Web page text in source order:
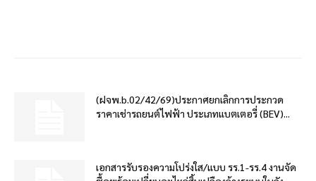
(ฝจพ.b.02/42/69)ประกาศยกเลิกการประกวด
ราคาเช่ารถยนต์ไฟฟ้า ประเภทแบตเตอรี่ (BEV)...
เอกสารรับรองความโปร่งใส/แบบ รร.1-รร.4 งานจัด